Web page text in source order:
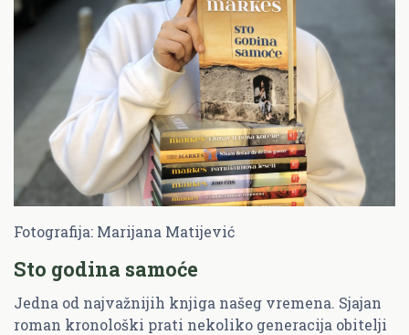
Fotografija: Marijana Matijević
Sto godina samoće
Jedna od najvažnijih knjiga našeg vremena. Sjajan
roman kronološki prati nekoliko generacija obitelji